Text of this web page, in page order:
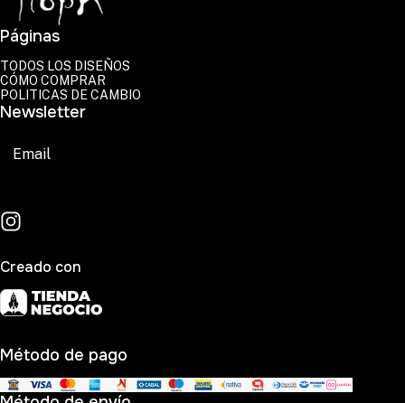
Páginas
TODOS LOS DISEÑOS
CÓMO COMPRAR
POLITICAS DE CAMBIO
Newsletter
Creado con
Método de pago